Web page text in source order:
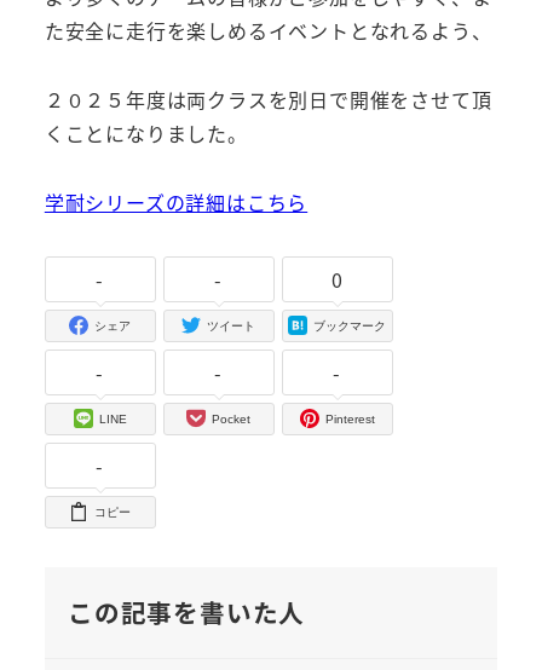
た安全に走行を楽しめるイベントとなれるよう、
２０２５年度は両クラスを別日で開催をさせて頂
くことになりました。
学耐シリーズの詳細はこちら
-
シェア
-
ツイート
0
ブックマーク
-
LINE
-
Pocket
-
Pinterest
-
コピー
この記事を書いた人